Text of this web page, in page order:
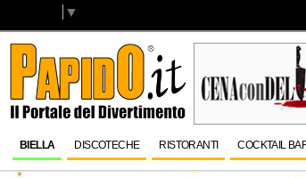
▼
BIELLA DISCOTECHE RISTORANTI COCKTAIL